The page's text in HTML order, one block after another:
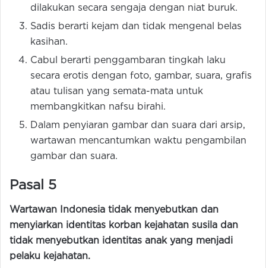
dilakukan secara sengaja dengan niat buruk.
Sadis berarti kejam dan tidak mengenal belas
kasihan.
Cabul berarti penggambaran tingkah laku
secara erotis dengan foto, gambar, suara, grafis
atau tulisan yang semata-mata untuk
membangkitkan nafsu birahi.
Dalam penyiaran gambar dan suara dari arsip,
wartawan mencantumkan waktu pengambilan
gambar dan suara.
Pasal 5
Wartawan Indonesia tidak menyebutkan dan
menyiarkan identitas korban kejahatan susila dan
tidak menyebutkan identitas anak yang menjadi
pelaku kejahatan.